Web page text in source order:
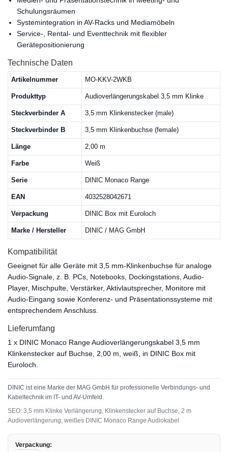
Schulungsräumen
Systemintegration in AV-Racks und Mediamöbeln
Service-, Rental- und Eventtechnik mit flexibler
Gerätepositionierung
Technische Daten
Artikelnummer MO-KKV-2WKB
Produkttyp Audioverlängerungskabel 3,5 mm Klinke
Steckverbinder A 3,5 mm Klinkenstecker (male)
Steckverbinder B 3,5 mm Klinkenbuchse (female)
Länge 2,00 m
Farbe Weiß
Serie DINIC Monaco Range
EAN 4032528042671
Verpackung DINIC Box mit Euroloch
Marke / Hersteller DINIC / MAG GmbH
Kompatibilität
Geeignet für alle Geräte mit 3,5 mm-Klinkenbuchse für analoge
Audio-Signale, z. B. PCs, Notebooks, Dockingstations, Audio-
Player, Mischpulte, Verstärker, Aktivlautsprecher, Monitore mit
Audio-Eingang sowie Konferenz- und Präsentationssysteme mit
entsprechendem Anschluss.
Lieferumfang
1 x DINIC Monaco Range Audioverlängerungskabel 3,5 mm
Klinkenstecker auf Buchse, 2,00 m, weiß, in DINIC Box mit
Euroloch.
DINIC ist eine Marke der MAG GmbH für professionelle Verbindungs- und
Kabeltechnik im IT- und AV-Umfeld.
SEO: 3,5 mm Klinke Verlängerung, Klinkenstecker auf Buchse, 2 m
Audioverlängerung, weißes DINIC Monaco Range Audiokabel
Verpackung: